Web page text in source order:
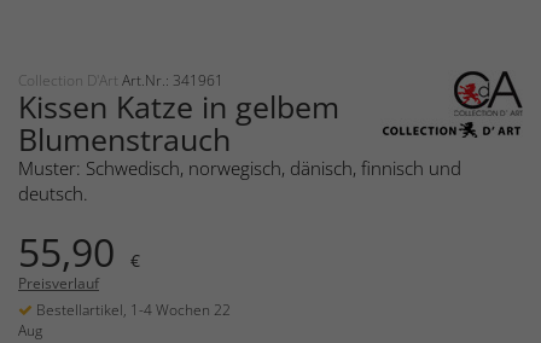
Collection D'Art Art.Nr.: 341961
Kissen Katze in gelbem
Blumenstrauch
Muster: Schwedisch, norwegisch, dänisch, finnisch und
deutsch.
55,90 €
Preisverlauf
Bestellartikel, 1-4 Wochen 22
Aug